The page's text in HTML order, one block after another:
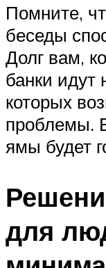
Помните,
беседы
Долг вам,
банки идут
которых
проблемы.
ямы будет
для